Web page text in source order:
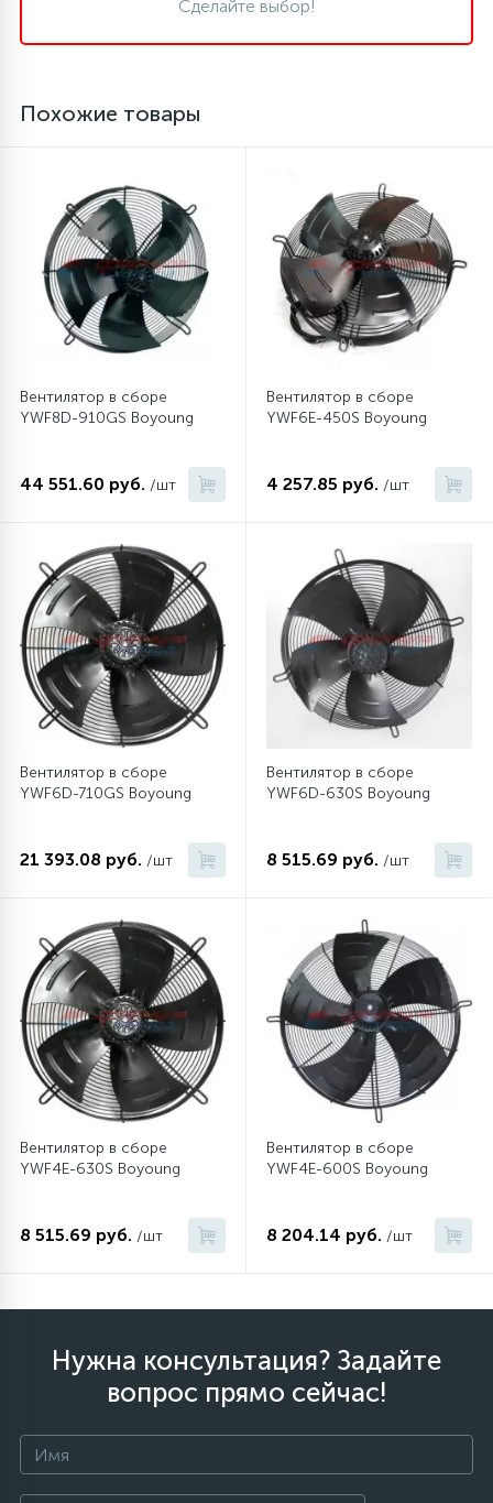
45
Стекла люка
Суппорты (ступицы)
27
Таходатчики
ТЭНы (нагревательные элементы)
Улитки помп
12
Шкивы барабана
Шланги залива
9
Шланги слива
Щетки двигателя
Электронные модули
Сделайте выбор!
Похожие товары
Вентилятор в сборе
YWF8D-910GS Boyoung
44 551.60 руб. /шт
Вентилятор в сборе
YWF6E-450S Boyoung
4 257.85 руб. /шт
Вентилятор в сборе
YWF6D-710GS Boyoung
21 393.08 руб. /шт
Вентилятор в сборе
YWF6D-630S Boyoung
8 515.69 руб. /шт
Вентилятор в сборе
YWF4E-630S Boyoung
8 515.69 руб. /шт
Вентилятор в сборе
YWF4E-600S Boyoung
8 204.14 руб. /шт
Нужна консультация? Задайте
вопрос прямо сейчас!